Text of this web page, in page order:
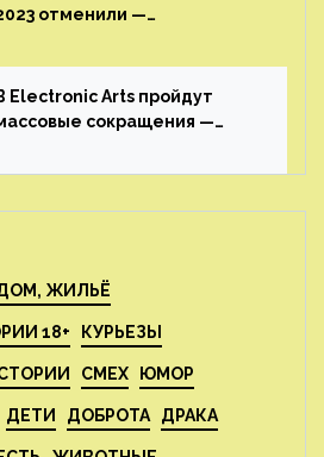
отменили —
не вернется
Electronic Arts пройдут
сокращения —
ЖИЛЬЁ
18+ КУРЬЕЗЫ
СМЕХ ЮМОР
ДЕТИ ДОБРОТА ДРАКА